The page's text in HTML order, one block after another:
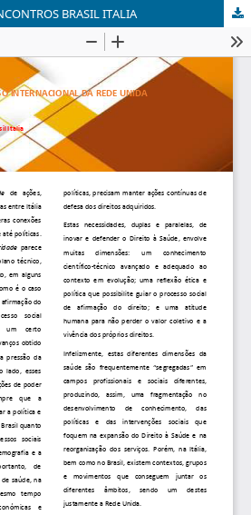
BRASIL ITALIA